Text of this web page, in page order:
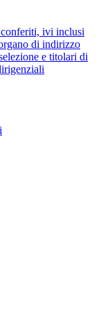
ivi inclusi
di indirizzo
e titolari di